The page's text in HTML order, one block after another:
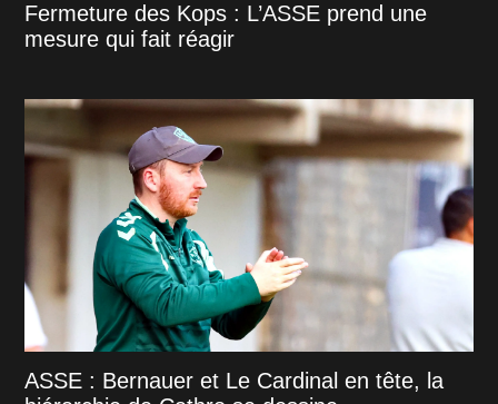
Fermeture des Kops : L’ASSE prend une
mesure qui fait réagir
ASSE : Bernauer et Le Cardinal en tête, la